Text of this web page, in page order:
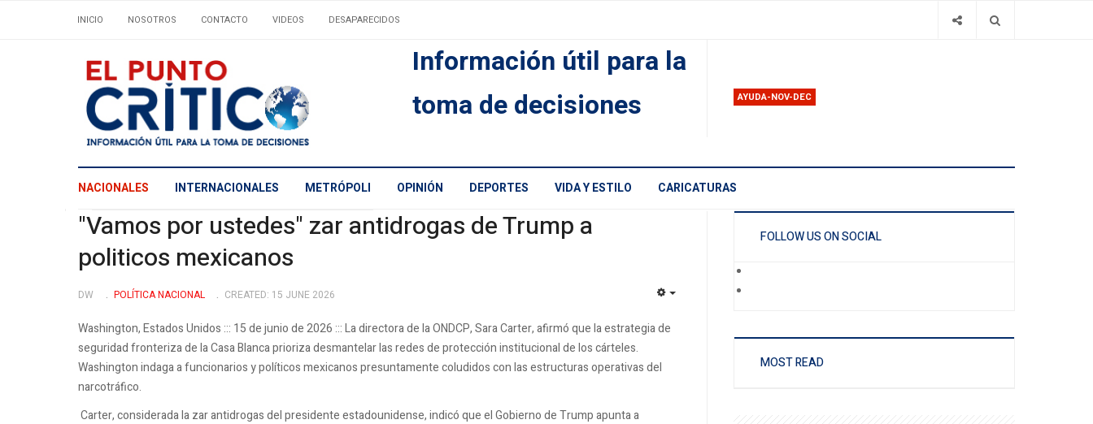
INICIO NOSOTROS CONTACTO VIDEOS DESAPARECIDOS
Información útil para la
toma de decisiones
AYUDA-NOV-DEC
NACIONALES INTERNACIONALES METRÓPOLI OPINIÓN DEPORTES VIDA Y ESTILO CARICATURAS
"Vamos por ustedes" zar antidrogas de Trump a
politicos mexicanos
DW POLÍ­TICA NACIONAL CREATED: 15 JUNE 2026
Washington, Estados Unidos ::: 15 de junio de 2026 ::: La directora de la ONDCP, Sara Carter, afirmó que la estrategia de
seguridad fronteriza de la Casa Blanca prioriza desmantelar las redes de protección institucional de los cárteles.
Washington indaga a funcionarios y políticos mexicanos presuntamente coludidos con las estructuras operativas del
narcotráfico.
Carter, considerada la zar antidrogas del presidente estadounidense, indicó que el Gobierno de Trump apunta a
FOLLOW US ON SOCIAL
MOST READ